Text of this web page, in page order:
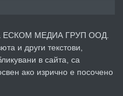
преди 3 години
ЕСКОМ МЕДИА ГРУП ООД.
и други текстови,
в сайта, са
ако изрично е посочено